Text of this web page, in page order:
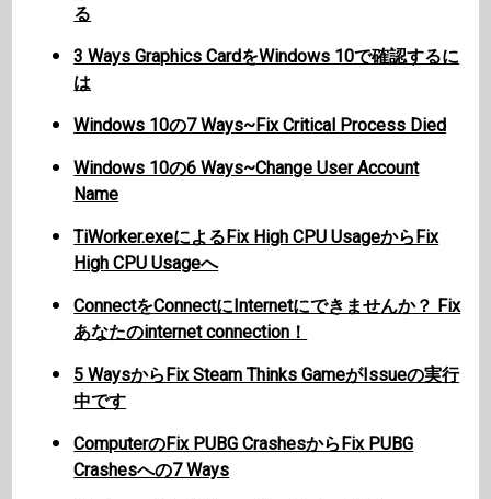
る
3 Ways Graphics CardをWindows 10で確認するに
は
Windows 10の7 Ways~Fix Critical Process Died
Windows 10の6 Ways~Change User Account
Name
TiWorker.exeによるFix High CPU UsageからFix
High CPU Usageへ
ConnectをConnectにInternetにできませんか？ Fix
あなたのinternet connection！
5 WaysからFix Steam Thinks GameがIssueの実行
中です
ComputerのFix PUBG CrashesからFix PUBG
Crashesへの7 Ways